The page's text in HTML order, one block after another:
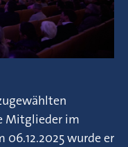
Mitglieder im
06.12.2025 wurde er